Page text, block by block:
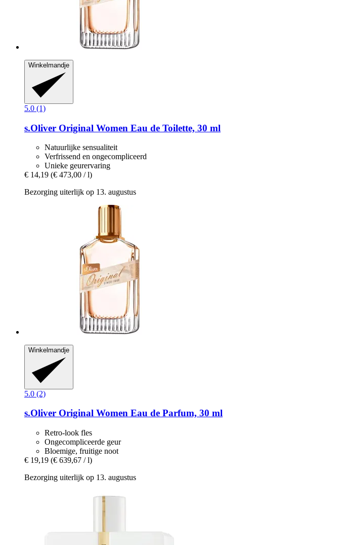
Winkelmandje
5.0 (1)
s.Oliver Original Women Eau de Toilette, 30 ml
Natuurlijke sensualiteit
Verfrissend en ongecompliceerd
Unieke geurervaring
€ 14,19 (€ 473,00 / l)
Bezorging uiterlijk op 13. augustus
Winkelmandje
5.0 (2)
s.Oliver Original Women Eau de Parfum, 30 ml
Retro-look fles
Ongecompliceerde geur
Bloemige, fruitige noot
€ 19,19 (€ 639,67 / l)
Bezorging uiterlijk op 13. augustus